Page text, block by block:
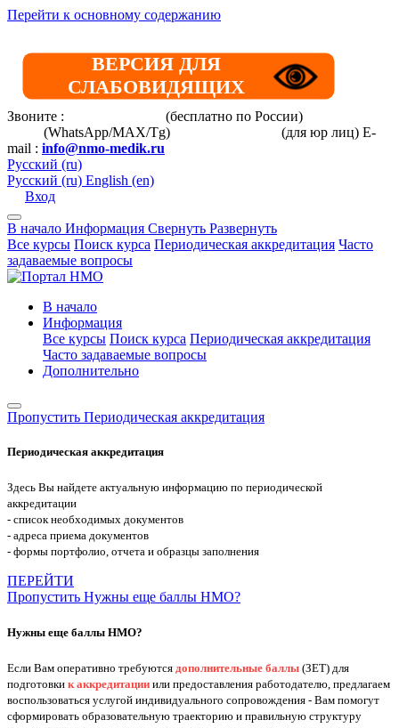
Перейти к основному содержанию
ВЕРСИЯ ДЛЯ
СЛАБОВИДЯЩИХ
Звоните : (бесплатно по России)
(WhatsApp/MAX/Tg) (для юр лиц) E-
mail : info@nmo-medik.ru
Русский ‎(ru)‎
Русский ‎(ru)‎ English ‎(en)‎
Вход
В начало Информация Свернуть Развернуть
Все курсы Поиск курса Периодическая аккредитация Часто
задаваемые вопросы
В начало
Информация
Все курсы Поиск курса Периодическая аккредитация
Часто задаваемые вопросы
Дополнительно
Пропустить Периодическая аккредитация
Периодическая аккредитация
Здесь Вы найдете актуальную информацию по периодической
аккредитации
- список необходимых документов
- адреса приема документов
- формы портфолио, отчета и образцы заполнения
ПЕРЕЙТИ
Пропустить Нужны еще баллы НМО?
Нужны еще баллы НМО?
Если Вам оперативно требуются дополнительные баллы (ЗЕТ) для
подготовки к аккредитации или предоставления работодателю, предлагаем
воспользоваться услугой индивидуального сопровождения - Вам помогут
сформировать образовательную траекторию и правильную структуру